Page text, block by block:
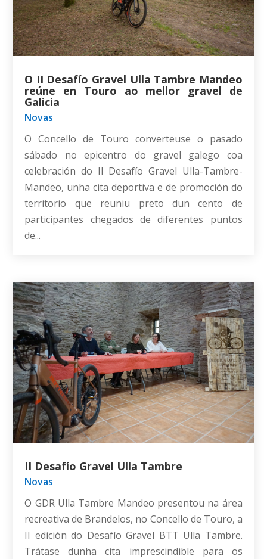
O II Desafío Gravel Ulla Tambre Mandeo
reúne en Touro ao mellor gravel de
Galicia
Novas
O Concello de Touro converteuse o pasado
sábado no epicentro do gravel galego coa
celebración do II Desafío Gravel Ulla-Tambre-
Mandeo, unha cita deportiva e de promoción do
territorio que reuniu preto dun cento de
participantes chegados de diferentes puntos
de...
II Desafío Gravel Ulla Tambre
Novas
O GDR Ulla Tambre Mandeo presentou na área
recreativa de Brandelos, no Concello de Touro, a
II edición do Desafío Gravel BTT Ulla Tambre.
Trátase dunha cita imprescindible para os